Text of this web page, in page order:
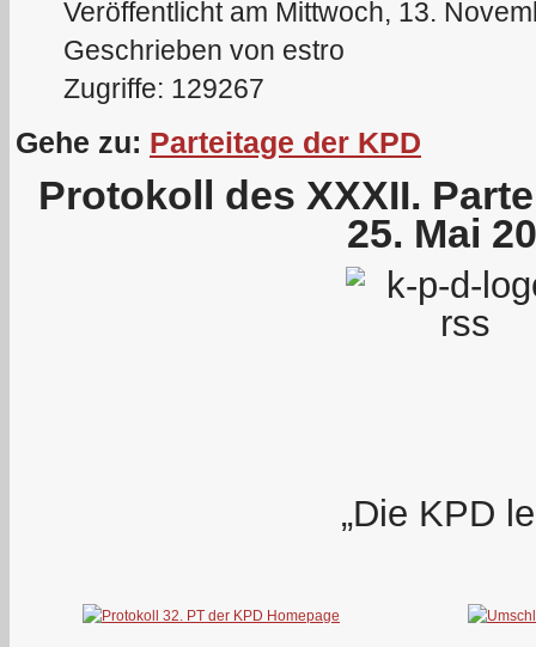
Veröffentlicht am Mittwoch, 13.
Geschrieben von estro
Zugriffe: 129267
Gehe zu: Parteitage der KPD
Protokoll des XXXII.
25. Mai
„Die KPD